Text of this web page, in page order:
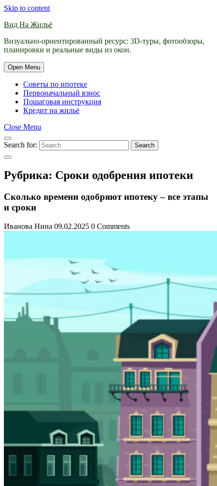
Skip to content
Вид На Жильё
Визуально-ориентированный ресурс: 3D-туры, фотообзоры,
планировки и реальные виды из окон.
Open Menu
Советы по ипотеке
Первоначальный взнос
Пошаговая инструкция
Кредит на жильё
Close Menu
Search for: Search
Рубрика: Сроки одобрения ипотеки
Сколько времени одобряют ипотеку – все этапы
и сроки
Иванова Нина 09.02.2025 0 Comments